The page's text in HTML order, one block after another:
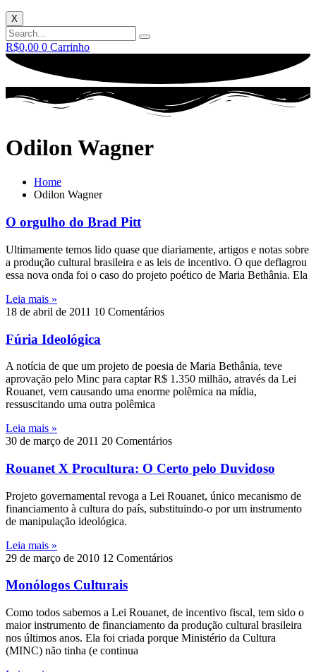
X
R$0,00 0 Carrinho
Odilon Wagner
Home
Odilon Wagner
O orgulho do Brad Pitt
Ultimamente temos lido quase que diariamente, artigos e notas sobre
a produção cultural brasileira e as leis de incentivo. O que deflagrou
essa nova onda foi o caso do projeto poético de Maria Bethânia. Ela
Leia mais »
18 de abril de 2011 10 Comentários
Fúria Ideológica
A notícia de que um projeto de poesia de Maria Bethânia, teve
aprovação pelo Minc para captar R$ 1.350 milhão, através da Lei
Rouanet, vem causando uma enorme polêmica na mídia,
ressuscitando uma outra polêmica
Leia mais »
30 de março de 2011 20 Comentários
Rouanet X Procultura: O Certo pelo Duvidoso
Projeto governamental revoga a Lei Rouanet, único mecanismo de
financiamento à cultura do país, substituindo-o por um instrumento
de manipulação ideológica.
Leia mais »
29 de março de 2010 12 Comentários
Monólogos Culturais
Como todos sabemos a Lei Rouanet, de incentivo fiscal, tem sido o
maior instrumento de financiamento da produção cultural brasileira
nos últimos anos. Ela foi criada porque Ministério da Cultura
(MINC) não tinha (e continua